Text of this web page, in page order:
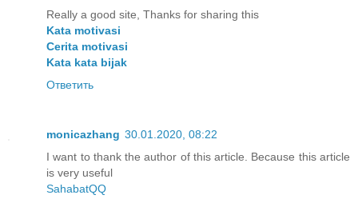
Really a good site, Thanks for sharing this
Kata motivasi
Cerita motivasi
Kata kata bijak
Ответить
monicazhang 30.01.2020, 08:22
I want to thank the author of this article. Because this article
is very useful
SahabatQQ